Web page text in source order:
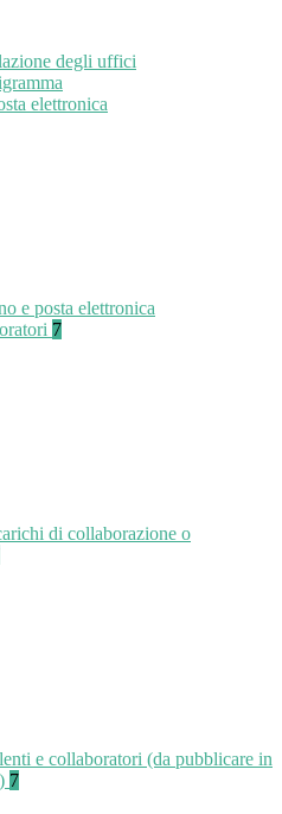
degli uffici
elettronica
e posta elettronica
7
di collaborazione o
e collaboratori (da pubblicare in
7